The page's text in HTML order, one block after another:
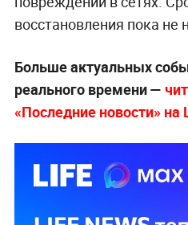
восстановления пока не
Больше актуальных
реального времени —
«Последние новости» на